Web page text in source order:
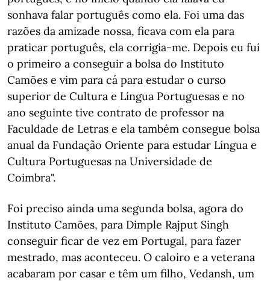
sonhava falar português como ela. Foi uma das
razões da amizade nossa, ficava com ela para
praticar português, ela corrigia-me. Depois eu fui
o primeiro a conseguir a bolsa do Instituto
Camões e vim para cá para estudar o curso
superior de Cultura e Língua Portuguesas e no
ano seguinte tive contrato de professor na
Faculdade de Letras e ela também consegue bolsa
anual da Fundação Oriente para estudar Língua e
Cultura Portuguesas na Universidade de
Coimbra".
Foi preciso ainda uma segunda bolsa, agora do
Instituto Camões, para Dimple Rajput Singh
conseguir ficar de vez em Portugal, para fazer
mestrado, mas aconteceu. O caloiro e a veterana
acabaram por casar e têm um filho, Vedansh, um